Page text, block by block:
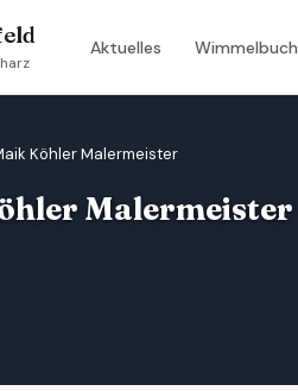
Aktuelles Wimmelbuch
Köhler Malermeister
Malermeister